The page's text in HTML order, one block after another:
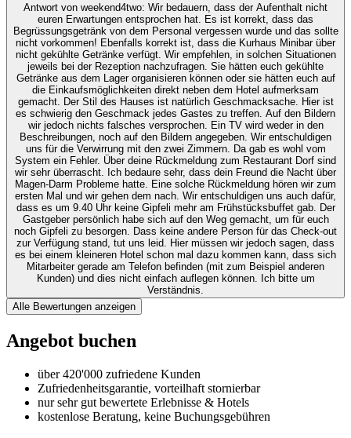
Antwort von weekend4two: Wir bedauern, dass der Aufenthalt nicht
euren Erwartungen entsprochen hat. Es ist korrekt, dass das
Begrüssungsgetränk von dem Personal vergessen wurde und das sollte
nicht vorkommen! Ebenfalls korrekt ist, dass die Kurhaus Minibar über
nicht gekühlte Getränke verfügt. Wir empfehlen, in solchen Situationen
jeweils bei der Rezeption nachzufragen. Sie hätten euch gekühlte
Getränke aus dem Lager organisieren können oder sie hätten euch auf
die Einkaufsmöglichkeiten direkt neben dem Hotel aufmerksam
gemacht. Der Stil des Hauses ist natürlich Geschmacksache. Hier ist
es schwierig den Geschmack jedes Gastes zu treffen. Auf den Bildern
wir jedoch nichts falsches versprochen. Ein TV wird weder in den
Beschreibungen, noch auf den Bildern angegeben. Wir entschuldigen
uns für die Verwirrung mit den zwei Zimmern. Da gab es wohl vom
System ein Fehler. Über deine Rückmeldung zum Restaurant Dorf sind
wir sehr überrascht. Ich bedaure sehr, dass dein Freund die Nacht über
Magen-Darm Probleme hatte. Eine solche Rückmeldung hören wir zum
ersten Mal und wir gehen dem nach. Wir entschuldigen uns auch dafür,
dass es um 9.40 Uhr keine Gipfeli mehr am Frühstücksbuffet gab. Der
Gastgeber persönlich habe sich auf den Weg gemacht, um für euch
noch Gipfeli zu besorgen. Dass keine andere Person für das Check-out
zur Verfügung stand, tut uns leid. Hier müssen wir jedoch sagen, dass
es bei einem kleineren Hotel schon mal dazu kommen kann, dass sich
Mitarbeiter gerade am Telefon befinden (mit zum Beispiel anderen
Kunden) und dies nicht einfach auflegen können. Ich bitte um
Verständnis.
Alle Bewertungen anzeigen
Angebot buchen
über 420'000 zufriedene Kunden
Zufriedenheitsgarantie, vorteilhaft stornierbar
nur sehr gut bewertete Erlebnisse & Hotels
kostenlose Beratung, keine Buchungsgebühren